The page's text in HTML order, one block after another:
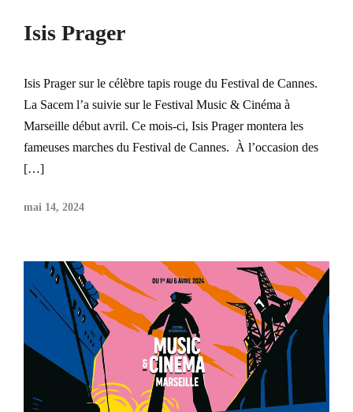
Isis Prager
Isis Prager sur le célèbre tapis rouge du Festival de Cannes.
La Sacem l’a suivie sur le Festival Music & Cinéma à
Marseille début avril. Ce mois-ci, Isis Prager montera les
fameuses marches du Festival de Cannes. À l’occasion des
[…]
mai 14, 2024